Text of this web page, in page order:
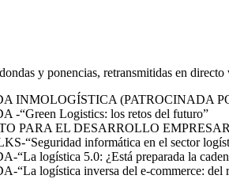
y ponencias, retransmitidas en
INMOLOGÍSTICA (PATROCINADA
-“Green Logistics: los retos del futuro”
PARA EL DESARROLLO
“Seguridad informática en el sector
“La logística 5.0: ¿Está preparada la
“La logística inversa del e-commerce: del